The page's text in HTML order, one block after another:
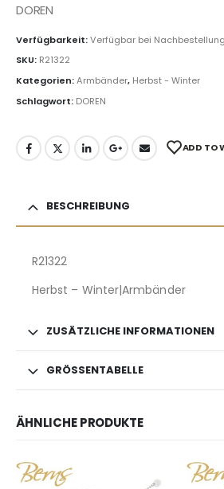
DOREN
Verfügbarkeit:Verfügbar bei Nachbestellung
SKU: R21322
Kategorien:Armbänder, Herbst - Winter
Schlagwort: DOREN
ADD TO
BESCHREIBUNG
R21322
Herbst – Winter|Armbänder
ZUSÄTZLICHE INFORMATIONEN
GRÖSSENTABELLE
ÄHNLICHE PRODUKTE